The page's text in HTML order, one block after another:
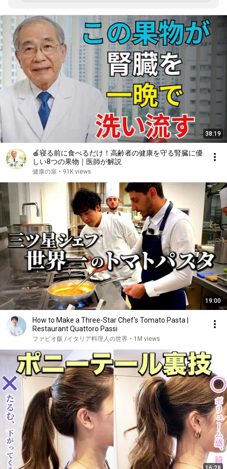
38:19
🍎寝る前に食べるだけ！高齢者の健康を守る腎臓に優
しい8つの果物｜医師が解説
健康の扉 • 91K views
19:00
How to Make a Three-Star Chef's Tomato Pasta |
Restaurant Quattoro Passi
ファビオ飯 /イタリア料理人の世界 • 1M views